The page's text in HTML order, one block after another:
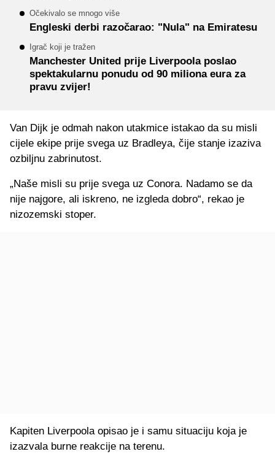
Očekivalo se mnogo više
Engleski derbi razočarao: "Nula" na Emiratesu
Igrač koji je tražen
Manchester United prije Liverpoola poslao
spektakularnu ponudu od 90 miliona eura za
pravu zvijer!
Van Dijk je odmah nakon utakmice istakao da su misli
cijele ekipe prije svega uz Bradleya, čije stanje izaziva
ozbiljnu zabrinutost.
„Naše misli su prije svega uz Conora. Nadamo se da
nije najgore, ali iskreno, ne izgleda dobro“, rekao je
nizozemski stoper.
Kapiten Liverpoola opisao je i samu situaciju koja je
izazvala burne reakcije na terenu.